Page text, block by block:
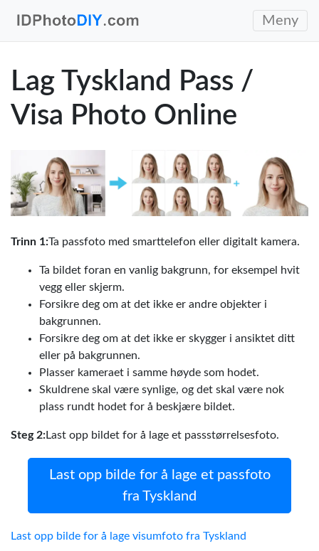
Meny
Lag Tyskland Pass /
Visa Photo Online
Trinn 1:Ta passfoto med smarttelefon eller digitalt kamera.
Ta bildet foran en vanlig bakgrunn, for eksempel hvit
vegg eller skjerm.
Forsikre deg om at det ikke er andre objekter i
bakgrunnen.
Forsikre deg om at det ikke er skygger i ansiktet ditt
eller på bakgrunnen.
Plasser kameraet i samme høyde som hodet.
Skuldrene skal være synlige, og det skal være nok
plass rundt hodet for å beskjære bildet.
Steg 2:Last opp bildet for å lage et passstørrelsesfoto.
Last opp bilde for å lage et passfoto
fra Tyskland
Last opp bilde for å lage visumfoto fra Tyskland